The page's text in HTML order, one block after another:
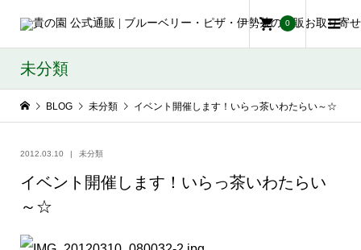
0
未分類
BLOG 未分類 イベント開催します！いらっ茶いわたらい～☆
2012.03.10 未分類
イベント開催します！いらっ茶いわたらい
～☆